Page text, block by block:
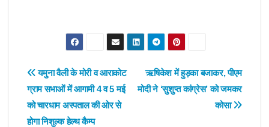
Post
navigation
ऋषिकेश में हुड़का बजाकर, पीएम
मोदी ने ‘सुशुप्त कांग्रेस’ को जमकर
कोसा
यमुना वैली के मोरी व आराकोट
ग्राम सभाओं में आगामी 4 व 5 मई
को चारधाम अस्पताल की ओर से
होगा निशुल्क हेल्थ कैम्प